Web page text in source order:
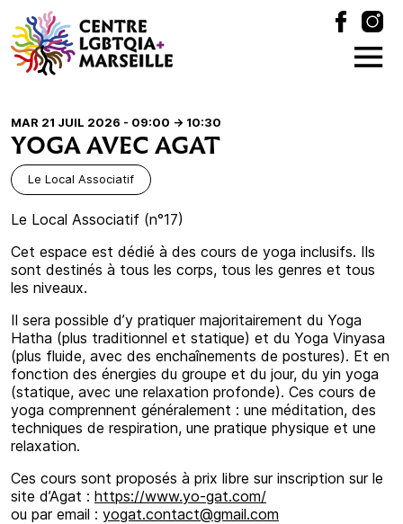
MAR 21 JUIL 2026 - 09:00 -> 10:30
YOGA AVEC AGAT
Le Local Associatif
Le Local Associatif (n°17)
Cet espace est dédié à des cours de yoga inclusifs. Ils
sont destinés à tous les corps, tous les genres et tous
les niveaux.
Il sera possible d’y pratiquer majoritairement du Yoga
Hatha (plus traditionnel et statique) et du Yoga Vinyasa
(plus fluide, avec des enchaînements de postures). Et en
fonction des énergies du groupe et du jour, du yin yoga
(statique, avec une relaxation profonde). Ces cours de
yoga comprennent généralement : une méditation, des
techniques de respiration, une pratique physique et une
relaxation.
Ces cours sont proposés à prix libre sur inscription sur le
site d’Agat : https://www.yo-gat.com/
ou par email : yogat.contact@gmail.com